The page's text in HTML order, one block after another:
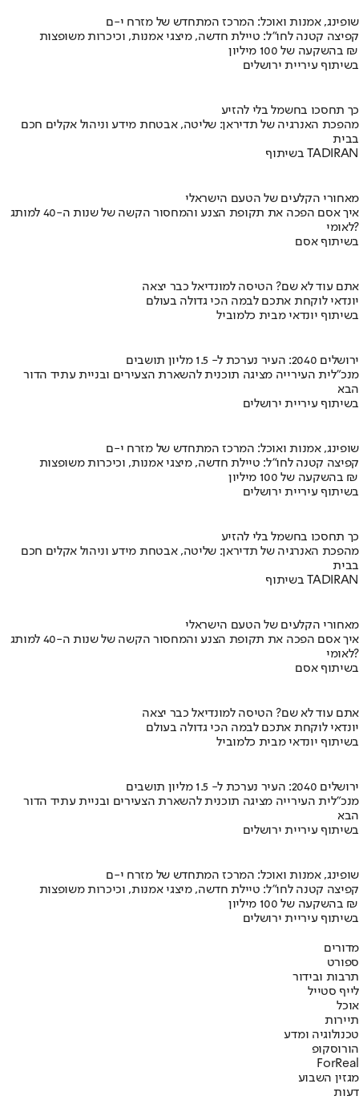
שופינג, אמנות ואוכל: המרכז המתחדש של מזרח י-ם
קפיצה קטנה לחו"ל: טיילת חדשה, מיצגי אמנות, וכיכרות משופצות
בהשקעה של 100 מיליון ₪
בשיתוף עיריית ירושלים
כך תחסכו בחשמל בלי להזיע
מהפכת האנרגיה של תדיראן: שליטה, אבטחת מידע וניהול אקלים חכם
בבית
בשיתוף TADIRAN
מאחורי הקלעים של הטעם הישראלי
איך אסם הפכה את תקופת הצנע והמחסור הקשה של שנות ה-40 למותג
לאומי?
בשיתוף אסם
אתם עוד לא שם? הטיסה למונדיאל כבר יצאה
יונדאי לוקחת אתכם לבמה הכי גדולה בעולם
בשיתוף יונדאי מבית כלמוביל
ירושלים 2040: העיר נערכת ל- 1.5 מליון תושבים
מנכ"לית העירייה מציגה תוכנית להשארת הצעירים ובניית עתיד הדור
הבא
בשיתוף עיריית ירושלים
שופינג, אמנות ואוכל: המרכז המתחדש של מזרח י-ם
קפיצה קטנה לחו"ל: טיילת חדשה, מיצגי אמנות, וכיכרות משופצות
בהשקעה של 100 מיליון ₪
בשיתוף עיריית ירושלים
כך תחסכו בחשמל בלי להזיע
מהפכת האנרגיה של תדיראן: שליטה, אבטחת מידע וניהול אקלים חכם
בבית
בשיתוף TADIRAN
מאחורי הקלעים של הטעם הישראלי
איך אסם הפכה את תקופת הצנע והמחסור הקשה של שנות ה-40 למותג
לאומי?
בשיתוף אסם
אתם עוד לא שם? הטיסה למונדיאל כבר יצאה
יונדאי לוקחת אתכם לבמה הכי גדולה בעולם
בשיתוף יונדאי מבית כלמוביל
ירושלים 2040: העיר נערכת ל- 1.5 מליון תושבים
מנכ"לית העירייה מציגה תוכנית להשארת הצעירים ובניית עתיד הדור
הבא
בשיתוף עיריית ירושלים
שופינג, אמנות ואוכל: המרכז המתחדש של מזרח י-ם
קפיצה קטנה לחו"ל: טיילת חדשה, מיצגי אמנות, וכיכרות משופצות
בהשקעה של 100 מיליון ₪
בשיתוף עיריית ירושלים
מדורים
ספורט
תרבות ובידור
לייף סטייל
אוכל
תיירות
טכנולוגיה ומדע
הורוסקופ
ForReal
מגזין השבוע
דעות